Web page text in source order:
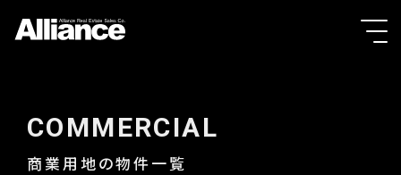
COMMERCIAL
商業用地の物件一覧